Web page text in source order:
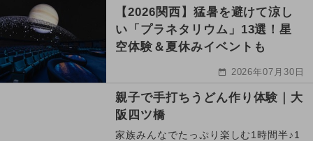
【2026関西】猛暑を避けて涼し
い「プラネタリウム」13選！星
空体験＆夏休みイベントも
2026年07月30日
親子で手打ちうどん作り体験｜大
阪四ツ橋
家族みんなでたっぷり楽しむ1時間半♪1